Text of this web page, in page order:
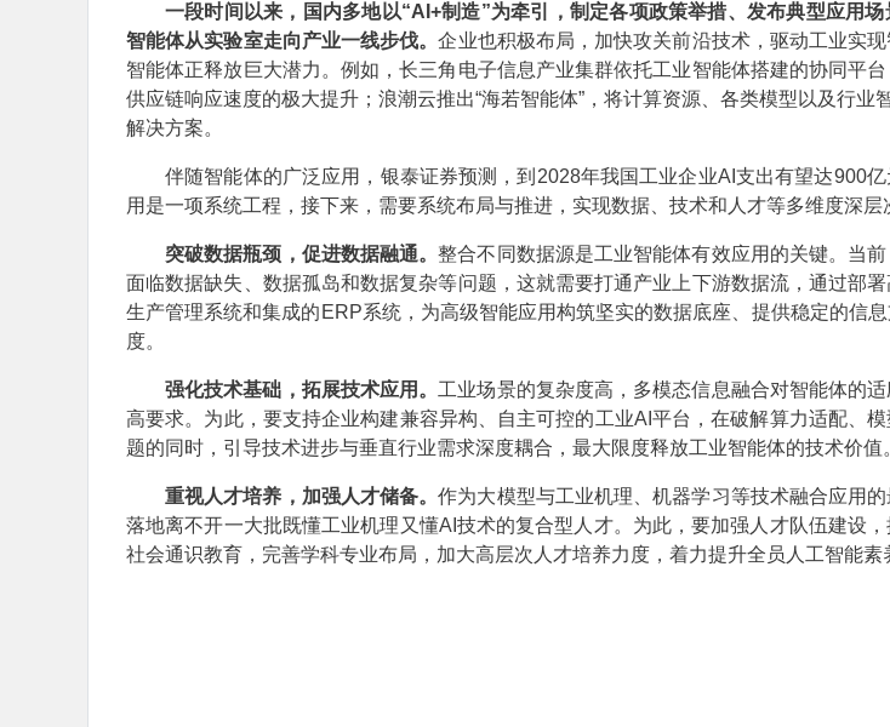
一段时间以来，国内多地以“AI+制造”为牵引，制定各项政策举措、发布典型应用
智能体从实验室走向产业一线步伐。企业也积极布局，加快攻关前沿技术，驱动工业实
智能体正释放巨大潜力。例如，长三角电子信息产业集群依托工业智能体搭建的协同平
供应链响应速度的极大提升；浪潮云推出“海若智能体”，将计算资源、各类模型以及行业
解决方案。
伴随智能体的广泛应用，银泰证券预测，到2028年我国工业企业AI支出有望达900
用是一项系统工程，接下来，需要系统布局与推进，实现数据、技术和人才等多维度深层
突破数据瓶颈，促进数据融通。整合不同数据源是工业智能体有效应用的关键。当
面临数据缺失、数据孤岛和数据复杂等问题，这就需要打通产业上下游数据流，通过部
生产管理系统和集成的ERP系统，为高级智能应用构筑坚实的数据底座、提供稳定的信
度。
强化技术基础，拓展技术应用。 工业场景的复杂度高，多模态信息融合对智能体的
高要求。为此，要支持企业构建兼容异构、自主可控的工业AI平台，在破解算力适配、
题的同时，引导技术进步与垂直行业需求深度耦合，最大限度释放工业智能体的技术价值
重视人才培养，加强人才储备。作为大模型与工业机理、机器学习等技术融合应用
落地离不开一大批既懂工业机理又懂AI技术的复合型人才。为此，要加强人才队伍建设
社会通识教育，完善学科专业布局，加大高层次人才培养力度，着力提升全员人工智能素